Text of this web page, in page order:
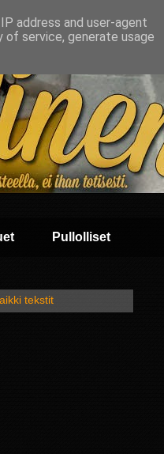
Pullolliset
tekstit
address and user-agent
of service, generate usage